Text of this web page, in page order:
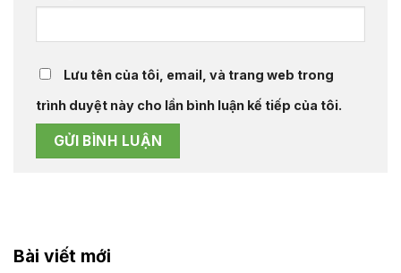
Lưu tên của tôi, email, và trang web trong
trình duyệt này cho lần bình luận kế tiếp của tôi.
Bài viết mới